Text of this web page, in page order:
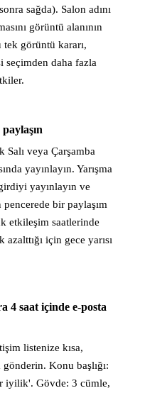
sağda). Salon adını
görüntü alanının
görüntü kararı,
seçimden daha fazla
Salı veya Çarşamba
yayınlayın. Yarışma
yayınlayın ve
bir paylaşım
etkileşim saatlerinde
için gece yarısı
4 saat içinde e-posta
listenize kısa,
Konu başlığı:
iyilik'. Gövde: 3 cümle,